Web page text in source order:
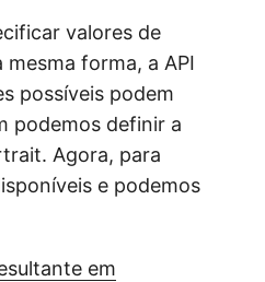
valores de
mesma forma, a API
possíveis podem
podemos definir a
Agora, para
e podemos
em